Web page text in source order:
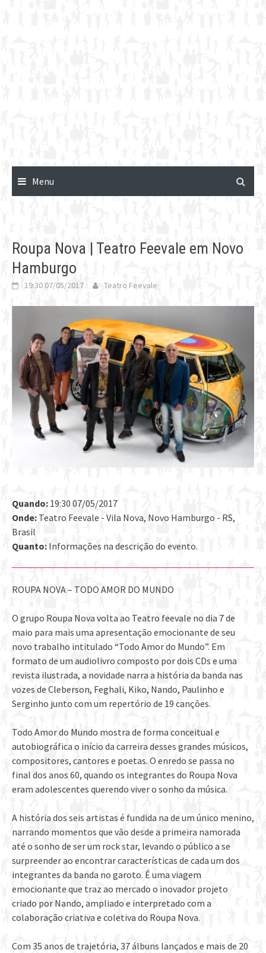
Menu
Roupa Nova | Teatro Feevale em Novo
Hamburgo
19:30 07/05/2017 Teatro Feevale
Quando: 19:30 07/05/2017
Onde: Teatro Feevale - Vila Nova, Novo Hamburgo - RS,
Brasil
Quanto: Informações na descrição do evento.
ROUPA NOVA – TODO AMOR DO MUNDO
O grupo Roupa Nova volta ao Teatro feevale no dia 7 de
maio para mais uma apresentação emocionante de seu
novo trabalho intitulado “Todo Amor do Mundo”. Em
formato de um audiolivro composto por dois CDs e uma
revista ilustrada, a novidade narra a história da banda nas
vozes de Cleberson, Feghali, Kiko, Nando, Paulinho e
Serginho junto com um repertório de 19 canções.
Todo Amor do Mundo mostra de forma conceitual e
autobiográfica o início da carreira desses grandes músicos,
compositores, cantores e poetas. O enredo se passa no
final dos anos 60, quando os integrantes do Roupa Nova
eram adolescentes querendo viver o sonho da música.
A história dos seis artistas é fundida na de um único menino,
narrando momentos que vão desde a primeira namorada
até o sonho de ser um rock star, levando o público a se
surpreender ao encontrar características de cada um dos
integrantes da banda no garoto. É uma viagem
emocionante que traz ao mercado o inovador projeto
criado por Nando, ampliado e interpretado com a
colaboração criativa e coletiva do Roupa Nova.
Com 35 anos de trajetória, 37 álbuns lançados e mais de 20